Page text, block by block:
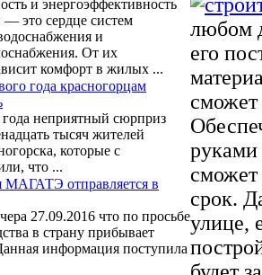
— это сердце систем
и
От их
комфорт в жилых ...
года красногорцам
неприятный сюрприз
тысяч жителей
которые с
что ...
МАГАТЭ отправляется в
27.09.2016 что по просьбе
в страну прибывает
информация поступила
любом
его
сможет
срок.
улице,